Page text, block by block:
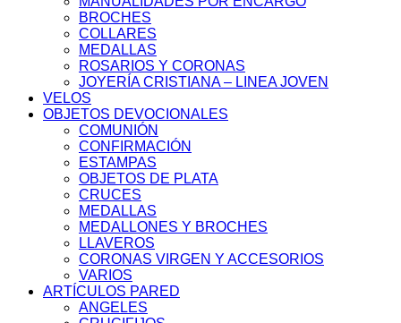
BROCHES
COLLARES
MEDALLAS
ROSARIOS Y CORONAS
JOYERÍA CRISTIANA – LINEA JOVEN
VELOS
OBJETOS DEVOCIONALES
COMUNIÓN
CONFIRMACIÓN
ESTAMPAS
OBJETOS DE PLATA
CRUCES
MEDALLAS
MEDALLONES Y BROCHES
LLAVEROS
CORONAS VIRGEN Y ACCESORIOS
VARIOS
ARTÍCULOS PARED
ANGELES